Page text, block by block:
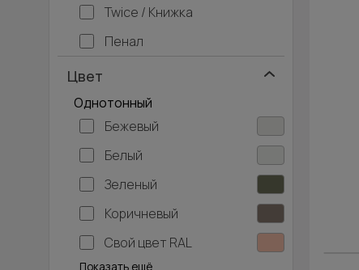
Twice / Книжка
Пенал
Цвет
Однотонный
Бежевый
Белый
Зеленый
Коричневый
Свой цвет RAL
Серебристый
Серый
Темно-серый
Хаки
Черный
Показать ещё